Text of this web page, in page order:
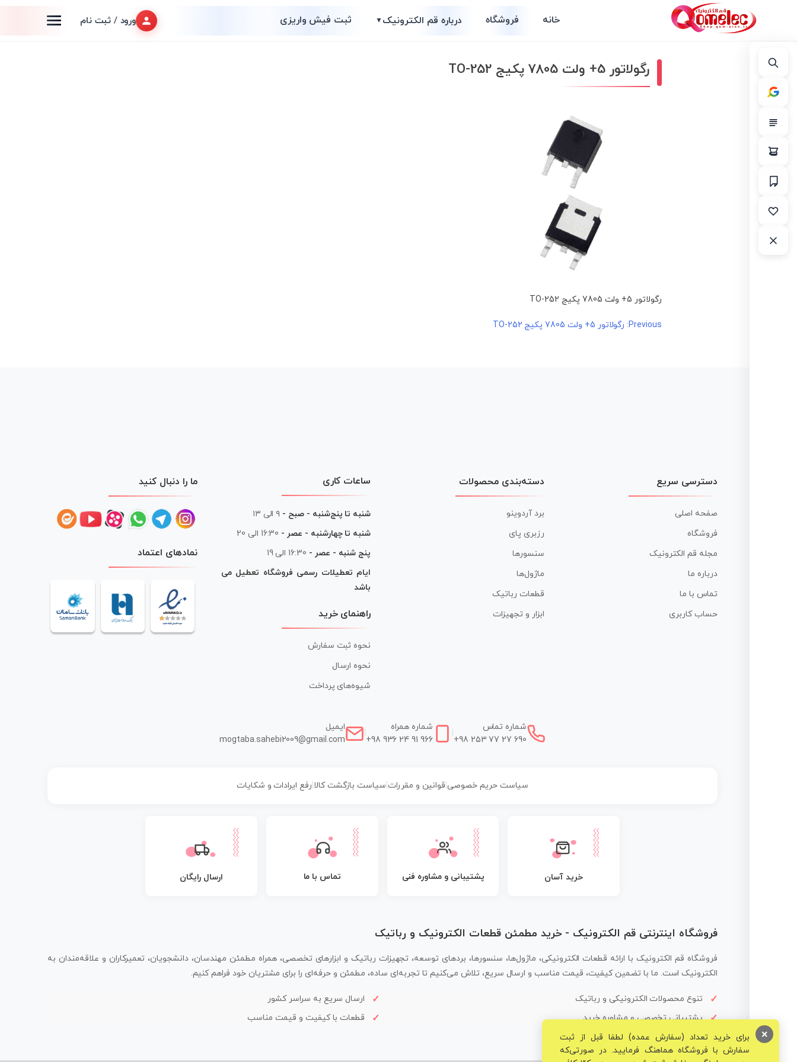
خانه فروشگاه درباره قم الکترونیک▼ ثبت فیش واریزی ورود / ثبت نام
رگولاتور 5+ ولت 7805 پکیج TO-252
رگولاتور 5+ ولت 7805 پکیج TO-252
راهبری
Previous: رگولاتور 5+ ولت 7805 پکیج TO-252
دسترسی سریع
صفحه اصلی
فروشگاه
مجله قم الکترونیک
درباره ما
تماس با ما
حساب کاربری
دسته‌بندی محصولات
برد آردوینو
رزبری پای
سنسورها
ماژول‌ها
قطعات رباتیک
ابزار و تجهیزات
ساعات کاری
شنبه تا پنج‌شنبه - صبح - ۹ الی ۱۳
شنبه تا چهارشنبه - عصر - 16:30 الی 20
پنج شنبه - عصر - 16:30 الی 19
ایام تعطیلات رسمی فروشگاه تعطیل می
باشد
راهنمای خرید
نحوه ثبت سفارش
نحوه ارسال
شیوه‌های پرداخت
ما را دنبال کنید
نمادهای اعتماد
شماره تماس
+98 253 77 27 690
شماره همراه
+98 936 24 91 966
ایمیل
mogtaba.sahebi2009@gmail.com
سیاست حریم خصوصی| قوانین و مقررات سیاست بازگشت کالا رفع ایرادات و شکایات
خرید آسان پشتیبانی و مشاوره فنی تماس با ما ارسال رایگان
فروشگاه اینترنتی قم الکترونیک - خرید مطمئن قطعات الکترونیک و رباتیک
فروشگاه قم الکترونیک با ارائه قطعات الکترونیکی، ماژول‌ها، سنسورها، بردهای توسعه، تجهیزات رباتیک و ابزارهای تخصصی، همراه مطمئن مهندسان، دانشجویان، تعمیرکاران و علاقه‌مندان به
الکترونیک است. ما با تضمین کیفیت، قیمت مناسب و ارسال سریع، تلاش می‌کنیم تا تجربه‌ای ساده، مطمئن و حرفه‌ای را برای مشتریان خود فراهم کنیم.
تنوع محصولات الکترونیکی و رباتیک
ارسال سریع به سراسر کشور
پشتیبانی تخصصی و مشاوره خرید
قطعات با کیفیت و قیمت مناسب
برای خرید تعداد (سفارش عمده) لطفا قبل از ثبت
سفارش با فروشگاه هماهنگ فرمایید. در صورتی‌که
×